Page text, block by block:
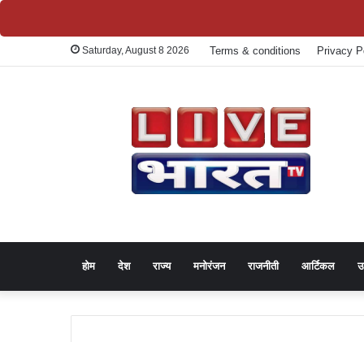
Saturday, August 8 2026 Terms & conditions Privacy
होम देश राज्य मनोरंजन राजनीती आर्टिकल